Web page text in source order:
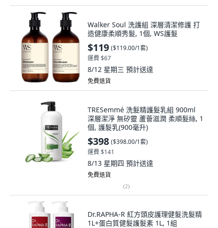
Walker Soul 洗護組 深層清潔修護 打
造健康柔順秀髮, 1個, WS護髮
$119 ($119.00/1套)
運費 $67
8/12 星期三 預計送達
免費退貨
TRESemmé 洗髮精護髮乳組 900ml
深層潔淨 無矽靈 蘆薈滋潤 柔順髮絲, 1
個, 護髮乳(900毫升)
$398 ($398.00/1套)
運費 $141
8/13 星期四 預計送達
免費退貨
(2)
Dr.RAPHA-R 紅方頭皮護理健髮洗髮精
1L+蛋白質健髮護髮素 1L, 1組